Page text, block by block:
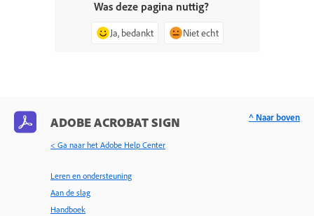
Was deze pagina nuttig?
Ja, bedankt Niet echt
ADOBE ACROBAT SIGN
< Ga naar het Adobe Help Center
Leren en ondersteuning
Aan de slag
Handboek
^ Naar boven